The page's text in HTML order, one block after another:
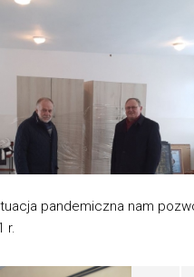
pandemiczna nam
r.